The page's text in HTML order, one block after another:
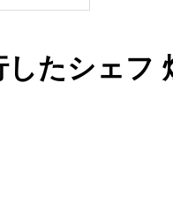
したシェフ